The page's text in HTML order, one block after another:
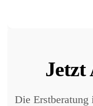
Jetzt
Die